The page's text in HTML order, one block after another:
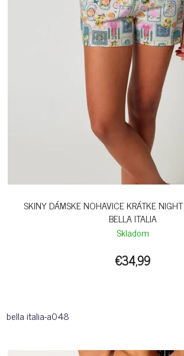
SKINY DÁMSKE NOHAVICE KRÁTKE
BELLA ITALIA
Skladom
€34,99
bella italia-a048